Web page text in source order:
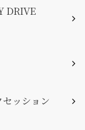
DRIVE
ッション